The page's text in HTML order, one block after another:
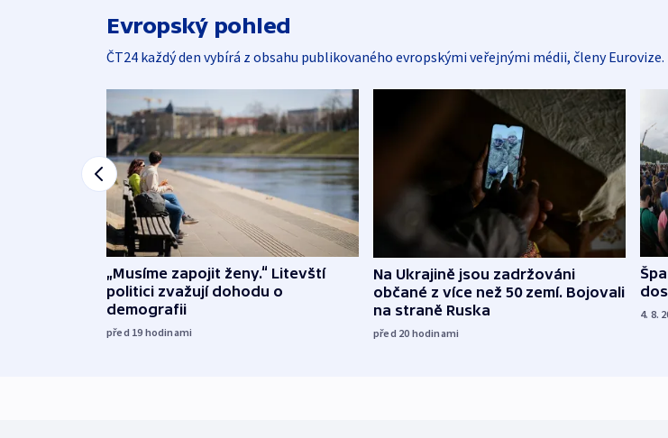
Evropský pohled
ČT24 každý den vybírá z obsahu publikovaného evropskými veřejnými médii, členy Eurovize.
„Musíme zapojit ženy.“ Litevští
politici zvažují dohodu o
demografii
před 19 hodinami
Na Ukrajině jsou zadržováni
občané z více než 50 zemí. Bojovali
na straně Ruska
před 20 hodinami
4. 8.